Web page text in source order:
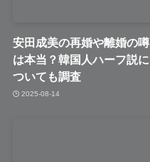
安田成美の再婚や離婚の噂
は本当？韓国人ハーフ説に
ついても調査
2025-08-14